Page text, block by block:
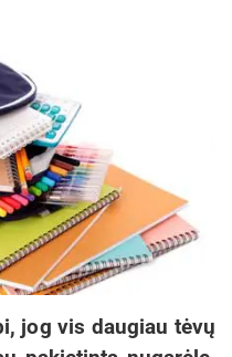
jog vis daugiau tėvų